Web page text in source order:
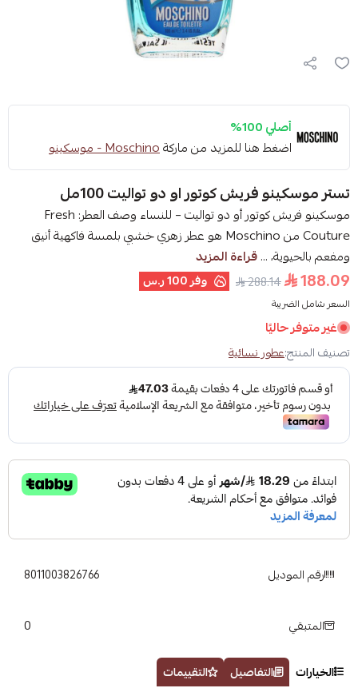
أصلي 100%
اضغط هنا للمزيد من ماركةMoschino - موسكينو
تستر موسكينو فريش كوتور او دو تواليت 100مل
موسكينو فريش كوتور أو دو تواليت – للنساء وصف العطر: Fresh
Couture من Moschino هو عطر زهري خشبي بلمسة فاكهية أنيق
ومفعم بالحيوية، ...قراءة المزيد
188.09
288.14 وفر100 ر.س
السعر شامل الضريبة
غير متوفر حاليًا
تصنيف المنتج:عطور نسائية
رقم الموديل 8011003826766
المتبقي 0
الخيارات التفاصيل التقييمات